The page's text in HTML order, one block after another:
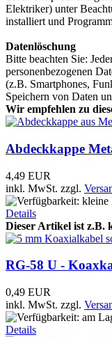
Elektriker) unter
installiert und
Datenlöschung
Bitte beachten Sie:
personenbezogenen
(z.B. Smartphones,
Speichern von Daten
Wir empfehlen zu
Abdeckkappe
4,49 EUR
inkl. MwSt. zzgl.
Details
Dieser Artikel ist z.B.
RG-58 U -
0,49 EUR
inkl. MwSt. zzgl.
Details